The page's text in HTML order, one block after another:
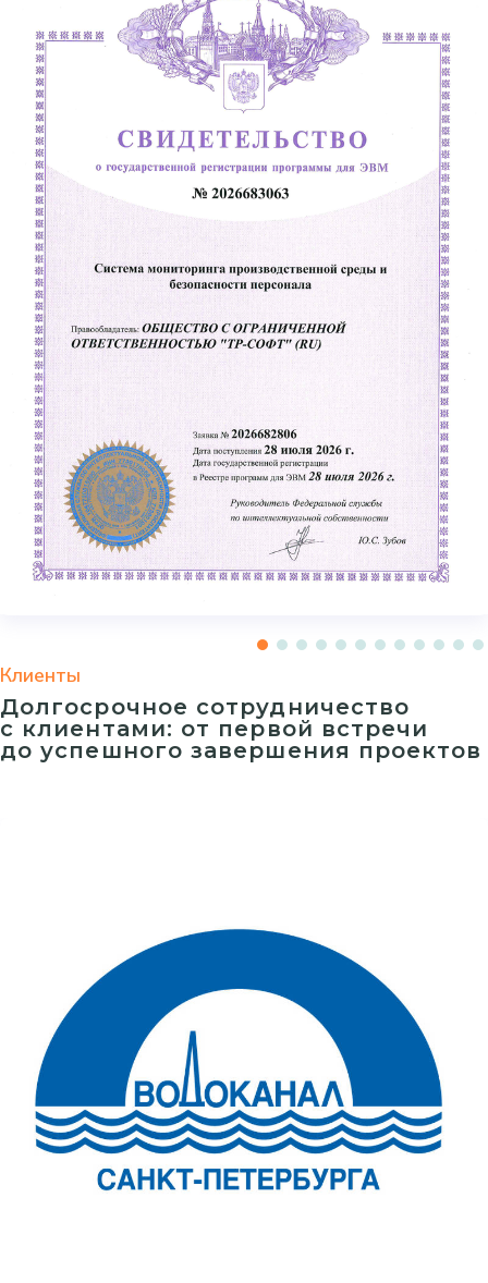
Клиенты
Долгосрочное сотрудничество
с клиентами: от первой встречи
до успешного завершения проектов